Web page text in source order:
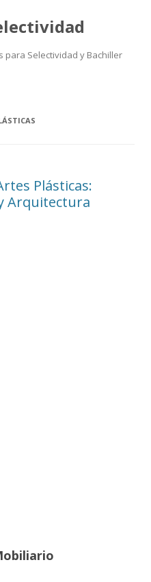
para Selectividad y Bachiller
Plásticas:
Arquitectura